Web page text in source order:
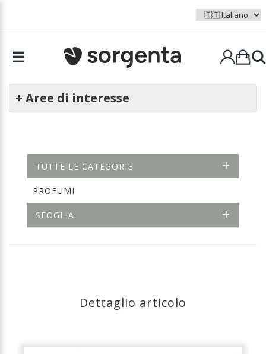
☰
+ Aree di interesse
TUTTE LE CATEGORIE
PROFUMI
SFOGLIA
Dettaglio articolo